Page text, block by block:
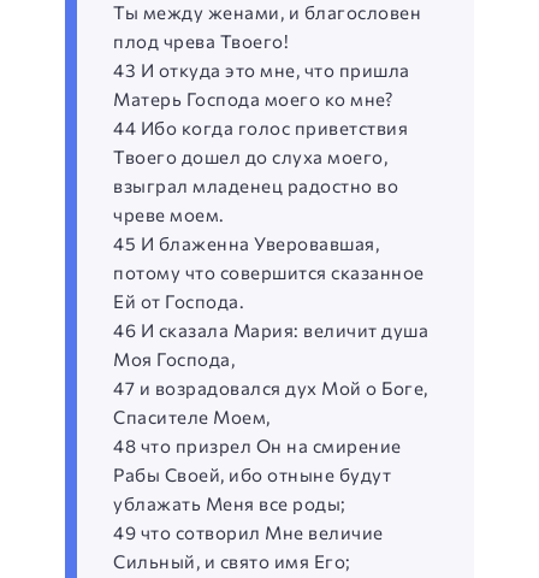
Ты между женами, и благословен
плод чрева Твоего!
43 И откуда это мне, что пришла
Матерь Господа моего ко мне?
44 Ибо когда голос приветствия
Твоего дошел до слуха моего,
взыграл младенец радостно во
чреве моем.
45 И блаженна Уверовавшая,
потому что совершится сказанное
Ей от Господа.
46 И сказала Мария: величит душа
Моя Господа,
47 и возрадовался дух Мой о Боге,
Спасителе Моем,
48 что призрел Он на смирение
Рабы Своей, ибо отныне будут
ублажать Меня все роды;
49 что сотворил Мне величие
Сильный, и свято имя Его;